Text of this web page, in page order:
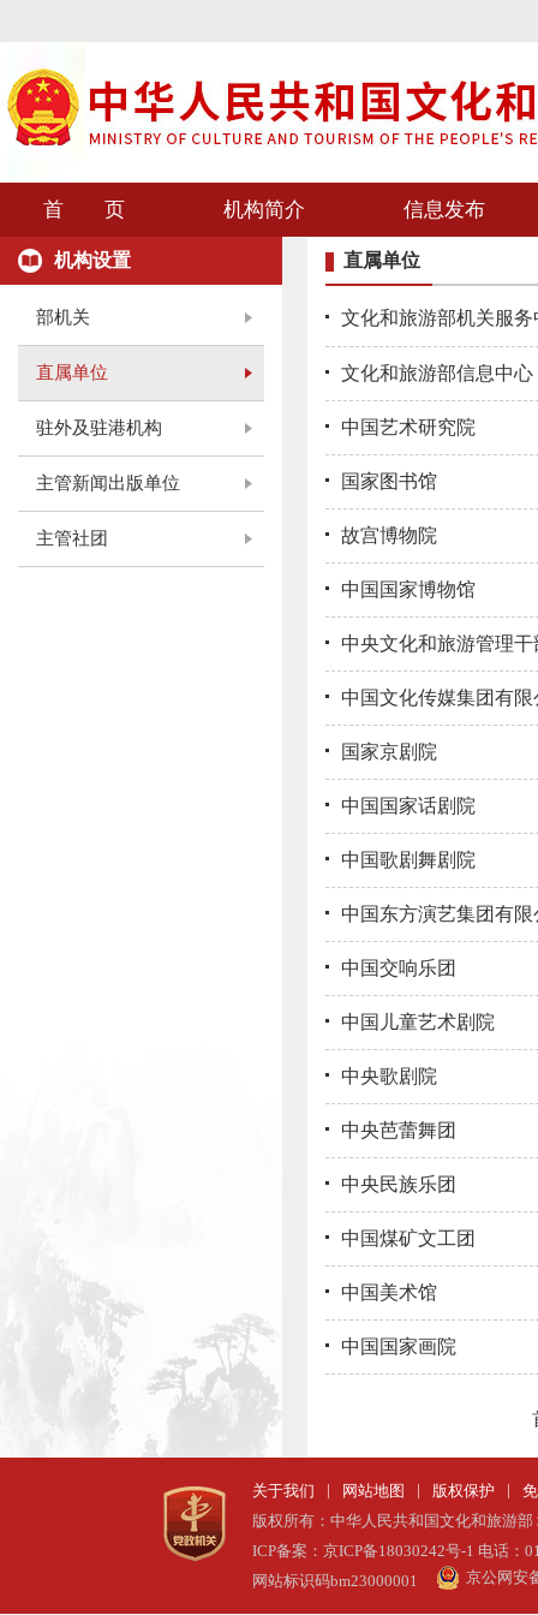
首 页 机构简介 信息发布
机构设置
部机关
直属单位
驻外及驻港机构
主管新闻出版单位
主管社团
直属单位
文化和旅游部机关服
文化和旅游部信息中心
中国艺术研究院
国家图书馆
故宫博物院
中国国家博物馆
中央文化和旅游管理干
中国文化传媒集团有限
国家京剧院
中国国家话剧院
中国歌剧舞剧院
中国东方演艺集团有限
中国交响乐团
中国儿童艺术剧院
中央歌剧院
中央芭蕾舞团
中央民族乐团
中国煤矿文工团
中国美术馆
中国国家画院